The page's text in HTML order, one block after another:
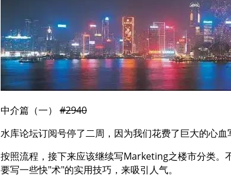
中介篇（一） #2940
水库论坛订阅号停了二周，因为我们花费了巨大的心血
按照流程，接下来应该继续写Marketing之楼市分类。
要写一些快"术"的实用技巧，来吸引人气。